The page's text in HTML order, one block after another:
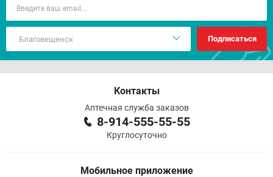
Подписаться
Контакты
Аптечная служба заказов
8-914-555-55-55
Круглосуточно
Мобильное приложение